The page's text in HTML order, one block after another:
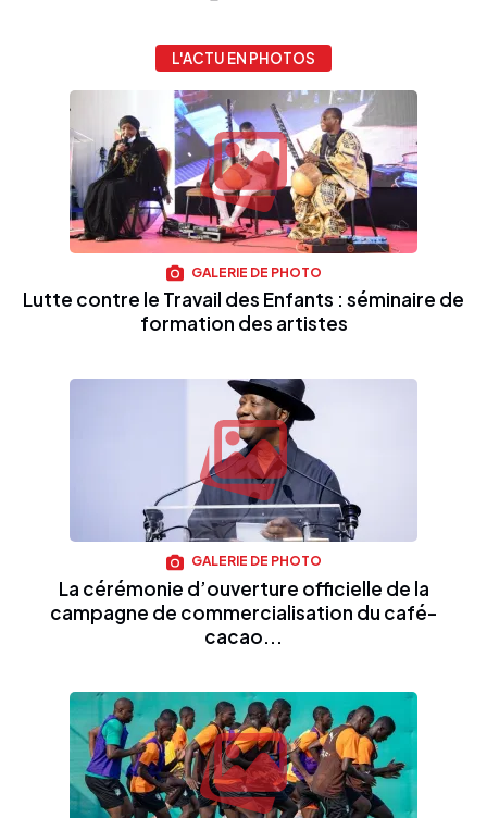
L'ACTU EN PHOTOS
GALERIE DE PHOTO
Lutte contre le Travail des Enfants : séminaire de
formation des artistes
GALERIE DE PHOTO
La cérémonie d’ouverture officielle de la
campagne de commercialisation du café-
cacao...